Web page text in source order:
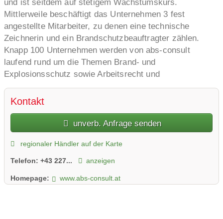
und ist seitdem auf stetigem Wachstumskurs.
Mittlerweile beschäftigt das Unternehmen 3 fest
angestellte Mitarbeiter, zu denen eine technische
Zeichnerin und ein Brandschutzbeauftragter zählen.
Knapp 100 Unternehmen werden von abs-consult
laufend rund um die Themen Brand- und
Explosionsschutz sowie Arbeitsrecht und
Behördenverfahren betreut. Darunter namhafte
öffentliche Einrichtungen und Konzerne wie die
GmbH, Landeskliniken, Westbahn und der TÜV Austria.
Kontakt
unverb. Anfrage senden
regionaler Händler auf der Karte
Telefon: +43 227... anzeigen
Homepage: www.abs-consult.at